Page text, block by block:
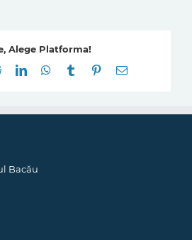
Alege Platforma!
RedditLinkedInWhatsApp
Tumblr Pinterest
E-
Bacău